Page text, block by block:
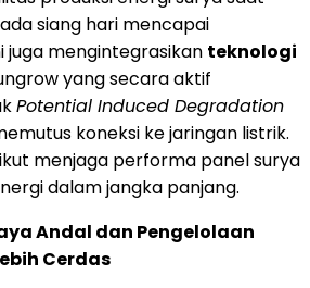
siang hari mencapai
juga mengintegrasikan teknologi
yang secara aktif
Potential Induced Degradation
koneksi ke jaringan listrik.
menjaga performa panel surya
dalam jangka panjang.
Andal dan Pengelolaan
Cerdas